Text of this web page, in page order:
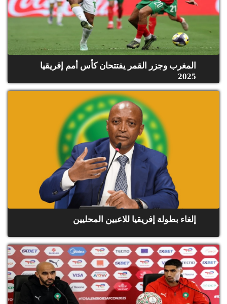
المغرب وجزر القمر يفتتحان كأس أمم إفريقيا
2025
إلغاء بطولة إفريقيا للاعبين المحليين